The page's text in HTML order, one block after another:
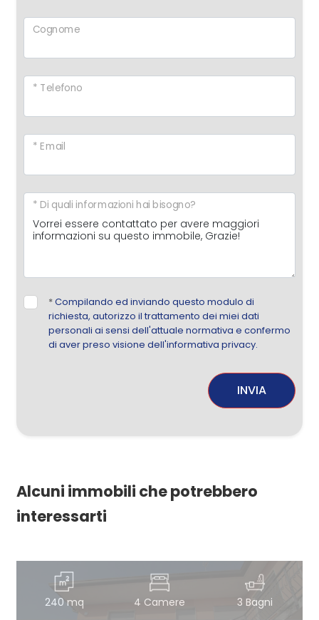
Cognome
* Telefono
* Email
* Di quali informazioni hai bisogno?
*Compilando ed inviando questo modulo di
richiesta, autorizzo il trattamento dei miei dati
personali ai sensi dell'attuale normativa e confermo
di aver preso visione dell'informativa privacy.
INVIA
Alcuni immobili che potrebbero
interessarti
240 mq 4 Camere 3 Bagni